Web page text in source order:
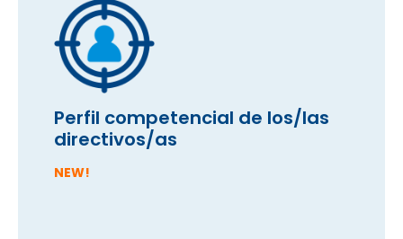
Perfil competencial de los/las
directivos/as
NEW!